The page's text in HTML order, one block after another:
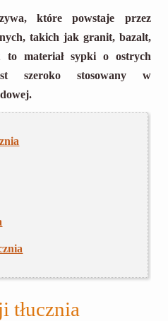
które powstaje przez
takich jak granit, bazalt,
to materiał sypki o ostrych
szeroko stosowany w
tłucznia